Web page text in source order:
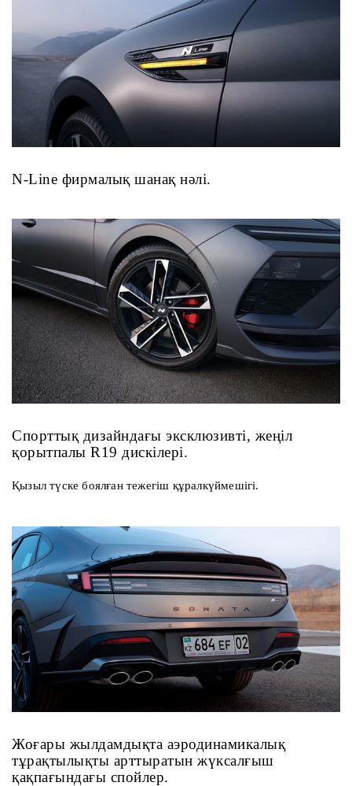
N-Line фирмалық шанақ нәлі.
Спорттық дизайндағы эксклюзивті, жеңіл
қорытпалы R19 дискілері.
Қызыл түске боялған тежегіш құралкүймешігі.
Жоғары жылдамдықта аэродинамикалық
тұрақтылықты арттыратын жүксалғыш
қақпағындағы спойлер.